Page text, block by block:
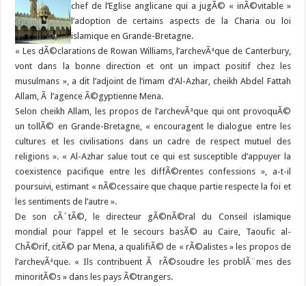
chef de l’Eglise anglicane qui a jugÃ© « inÃ©vitable »
l’adoption de certains aspects de la Charia ou loi
islamique en Grande-Bretagne.
« Les dÃ©clarations de Rowan Williams, l’archevÃªque de Canterbury,
vont dans la bonne direction et ont un impact positif chez les
musulmans », a dit l’adjoint de l’imam d’Al-Azhar, cheikh Abdel Fattah
Allam, Ã l’agence Ã©gyptienne Mena.
Selon cheikh Allam, les propos de l’archevÃªque qui ont provoquÃ©
un tollÃ© en Grande-Bretagne, « encouragent le dialogue entre les
cultures et les civilisations dans un cadre de respect mutuel des
religions ». « Al-Azhar salue tout ce qui est susceptible d’appuyer la
coexistence pacifique entre les diffÃ©rentes confessions », a-t-il
poursuivi, estimant « nÃ©cessaire que chaque partie respecte la foi et
les sentiments de l’autre ».
De son cÃ´tÃ©, le directeur gÃ©nÃ©ral du Conseil islamique
mondial pour l’appel et le secours basÃ© au Caire, Taoufic al-
ChÃ©rif, citÃ© par Mena, a qualifiÃ© de « rÃ©alistes » les propos de
l’archevÃªque. « Ils contribuent Ã rÃ©soudre les problÃ¨mes des
minoritÃ©s » dans les pays Ã©trangers.